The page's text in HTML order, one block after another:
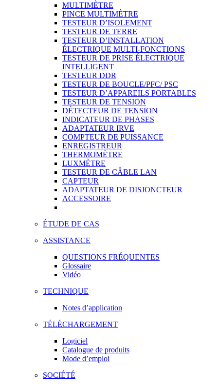
MULTIMÈTRE
PINCE MULTIMÈTRE
TESTEUR D’ISOLEMENT
TESTEUR DE TERRE
TESTEUR D’INSTALLATION
ÉLECTRIQUE MULTI-FONCTIONS
TESTEUR DE PRISE ÉLECTRIQUE
INTELLIGENT
TESTEUR DDR
TESTEUR DE BOUCLE/PFC/ PSC
TESTEUR D’APPAREILS PORTABLES
TESTEUR DE TENSION
DÉTECTEUR DE TENSION
INDICATEUR DE PHASES
ADAPTATEUR IRVE
COMPTEUR DE PUISSANCE
ENREGISTREUR
THERMOMÈTRE
LUXMÈTRE
TESTEUR DE CÂBLE LAN
CAPTEUR
ADAPTATEUR DE DISJONCTEUR
ACCESSOIRE
ÉTUDE DE CAS
ASSISTANCE
QUESTIONS FRÉQUENTES
Glossaire
Vidéo
TECHNIQUE
Notes d’application
TÉLÉCHARGEMENT
Logiciel
Catalogue de produits
Mode d’emploi
SOCIÉTÉ